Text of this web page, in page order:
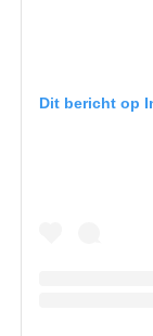
Dit bericht op